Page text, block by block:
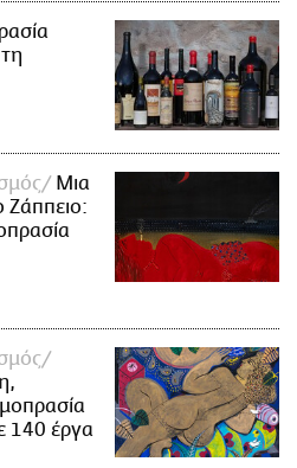
Μια
Ζάππειο:
140 έργα